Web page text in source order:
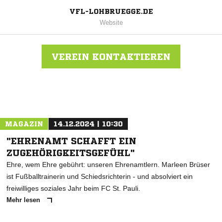
VFL-LOHBRUEGGE.DE
Website
VEREIN KONTAKTIEREN
MAGAZIN 14.12.2024 | 10:30
"EHRENAMT SCHAFFT EIN
ZUGEHÖRIGKEITSGEFÜHL"
Ehre, wem Ehre gebührt: unseren Ehrenamtlern. Marleen Brüser
ist Fußballtrainerin und Schiedsrichterin - und absolviert ein
freiwilliges soziales Jahr beim FC St. Pauli.
Mehr lesen